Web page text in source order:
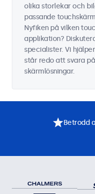
olika storlekar och
passande
Nyfiken på vilken
applikation?
specialister. Vi
står redo att svara
skärmlösningar.
Betrodd